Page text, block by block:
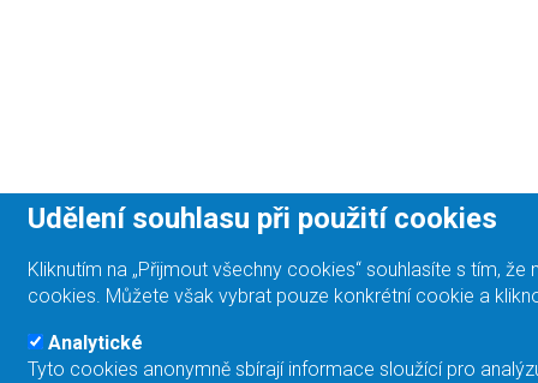
Udělení souhlasu při použití cookies
Kliknutím na „Přijmout všechny cookies“ souhlasíte s tím,
cookies. Můžete však vybrat pouze konkrétní cookie a
Analytické
Tyto cookies anonymně sbírají informace sloužící pro